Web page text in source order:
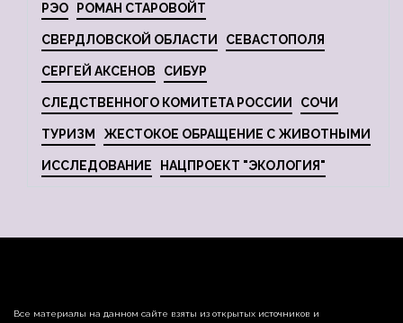
РЭО РОМАН СТАРОВОЙТ
СВЕРДЛОВСКОЙ ОБЛАСТИ СЕВАСТОПОЛЯ
СЕРГЕЙ АКСЕНОВ СИБУР
СЛЕДСТВЕННОГО КОМИТЕТА РОССИИ СОЧИ
ТУРИЗМ ЖЕСТОКОЕ ОБРАЩЕНИЕ С ЖИВОТНЫМИ
ИССЛЕДОВАНИЕ НАЦПРОЕКТ "ЭКОЛОГИЯ"
Все материалы на данном сайте взяты из открытых источников и